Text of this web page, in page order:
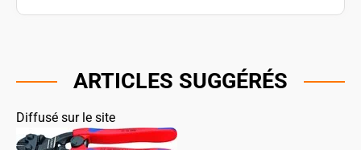
ARTICLES SUGGÉRÉS
Diffusé sur le site